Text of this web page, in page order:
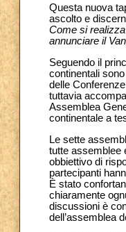
Questa nuova
ascolto e
Come si
annunciare il
Seguendo il
continentali
delle
tuttavia
Assemblea
continentale a
Le sette
tutte assemblee
obbiettivo di
partecipanti
È stato
chiaramente
discussioni è
dell’assemblea